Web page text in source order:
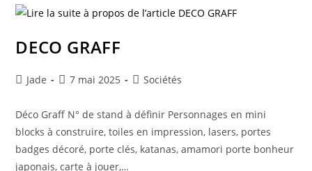
DECO GRAFF
Jade 7 mai 2025 Sociétés
Déco Graff N° de stand à définir Personnages en mini
blocks à construire, toiles en impression, lasers, portes
badges décoré, porte clés, katanas, amamori porte bonheur
japonais, carte à jouer,…